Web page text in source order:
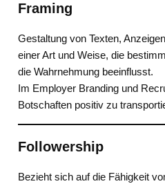
Framing
Gestaltung von Texten,
einer Art und Weise, die
die Wahrnehmung beeinflusst.
Im Employer Branding und
Botschaften positiv zu
Followership
Bezieht sich auf die Fähigkeit